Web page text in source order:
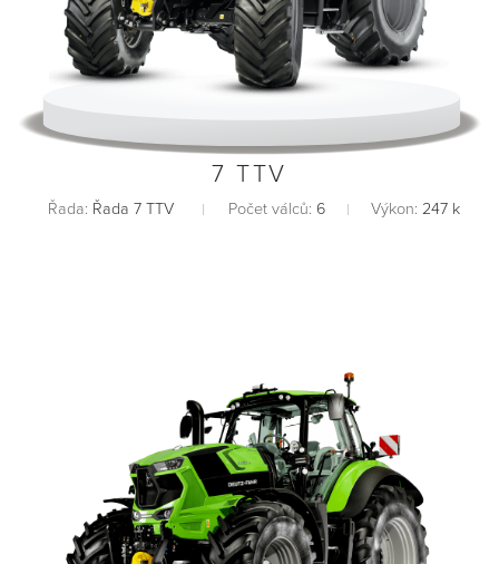
7 TTV
Řada: Řada 7 TTV Počet válců: 6 Výkon: 247 k